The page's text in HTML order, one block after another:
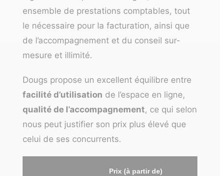
ensemble de prestations comptables, tout
le nécessaire pour la facturation, ainsi que
de l’accompagnement et du conseil sur-
mesure et illimité.
Dougs propose un excellent équilibre entre
facilité d’utilisation de l’espace en ligne,
qualité de l’accompagnement, ce qui selon
nous peut justifier son prix plus élevé que
celui de ses concurrents.
Prix (à partir de)